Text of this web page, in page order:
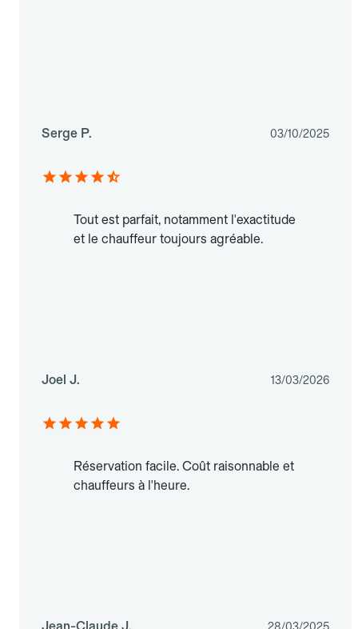
Serge P. 03/10/2025
Tout est parfait, notamment l'exactitude
et le chauffeur toujours agréable.
Joel J. 13/03/2026
Réservation facile. Coût raisonnable et
chauffeurs à l'heure.